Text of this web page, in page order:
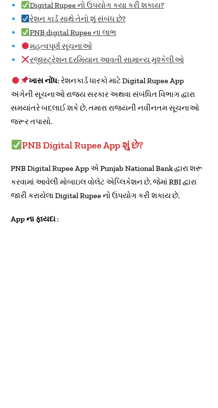
Digital Rupee નો ઉપયોગ કયા કરી શકાય?
રેશન કાર્ડ સાથે તેનો શું સંબંધ છે?
PNB digital Rupee ના લાભ
મહત્વપૂર્ણ સૂચનાઓ
રજીસ્ટ્રેશન દરમિયાન આવતી સામાન્ય મુશ્કેલીઓ
ખાસ નોંધ: રેશનકાર્ડ ધારકો માટે Digital Rupee App
અંગેની સૂચનાઓ રાજ્ય સરકાર અથવા સંબંધિત વિભાગ દ્વારા
સમયાંતરે બદલાઈ શકે છે. તમારા રાજ્યની નવીનતમ સૂચનાઓ
જરૂર તપાસો.
PNB Digital Rupee App શું છે?
PNB Digital Rupee App એ Punjab National Bank દ્વારા શરૂ
કરવામાં આવેલી મોબાઇલ વોલેટ એપ્લિકેશન છે. જેમાં RBI દ્વારા
જારી કરાયેલા Digital Rupee નો ઉપયોગ કરી શકાય છે.
App ના ફાયદા :